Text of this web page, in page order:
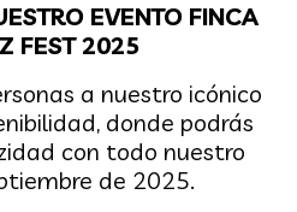
EVENTO FINCA
FEST 2025
a nuestro icónico
donde podrás
con todo nuestro
de 2025.